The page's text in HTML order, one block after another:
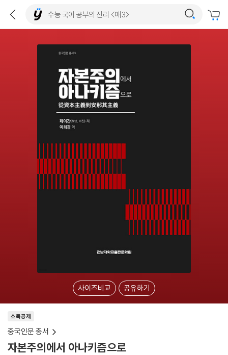
사이즈비교 공유하기
소득공제
중국인문 총서
자본주의에서 아나키즘으로